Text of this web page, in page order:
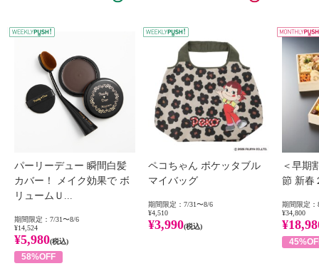
WEEKLY PUSH
パーリーデュー 瞬間白髪
カバー！ メイク効果で ボ
リュームＵ...
期間限定：7/31〜8/6
¥14,524
¥5,980(税込)
58%OFF
ペコちゃん ポケッタブル
マイバッグ
期間限定：7/31〜8/6
¥4,510
¥3,990(税込)
＜早期
節 新春
期間限定：
¥34,800